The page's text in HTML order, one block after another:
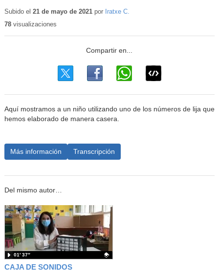
educativo
Subido el 21 de mayo de 2021por Iratxe C.
78visualizaciones
Aquí mostramos a un niño utilizando uno de los números de lija que
hemos elaborado de manera casera.
Más información Transcripción
Del mismo autor…
CAJA DE SONIDOS
01′ 37″